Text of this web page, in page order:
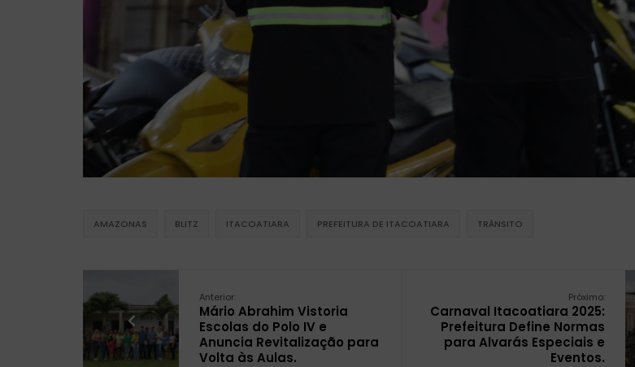
AMAZONAS BLITZ ITACOATIARA PREFEITURA DE ITACOATIARA TRÂNSITO
Anterior:
Mário Abrahim Vistoria
Escolas do Polo IV e
Anuncia Revitalização para
Volta às Aulas.
Próximo:
Carnaval Itacoatiara 2025:
Prefeitura Define Normas
para Alvarás Especiais e
Eventos.